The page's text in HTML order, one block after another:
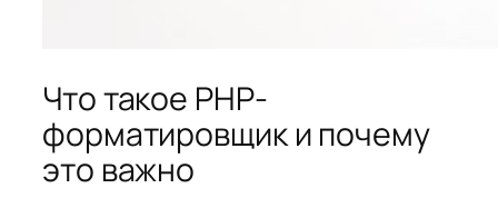
Что такое PHP-
форматировщик и почему
это важно